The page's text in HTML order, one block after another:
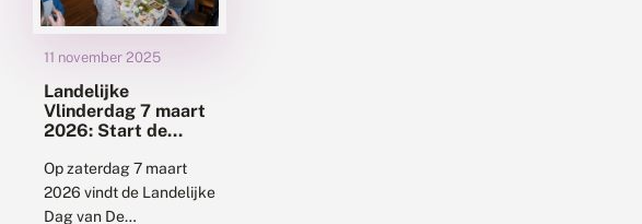
11 november 2025
Landelijke
Vlinderdag 7 maart
2026: Start de
Op zaterdag 7 maart
2026 vindt de Landelijke
Dag van De